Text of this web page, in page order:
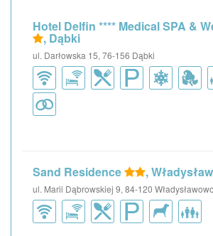
Hotel Delfin **** Medical SPA &
, Dąbki
ul. Darłowska 15, 76-156 Dąbki
Sand Residence ,
ul. Marii Dąbrowskiej 9, 84-120 Władysławowo